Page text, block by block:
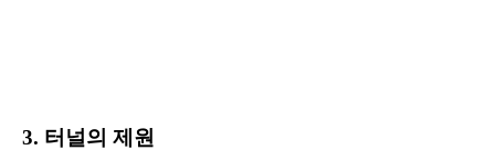
3. 터널의 제원